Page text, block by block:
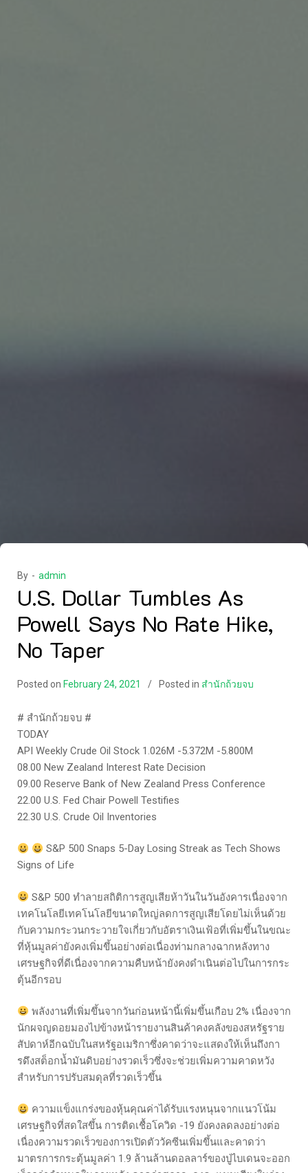
By - admin
U.S. Dollar Tumbles As
Powell Says No Rate Hike,
No Taper
Posted on February 24, 2021 Posted in สำนักถ้วยจบ
# สำนักถ้วยจบ #
TODAY
API Weekly Crude Oil Stock 1.026M -5.372M -5.800M
08.00 New Zealand Interest Rate Decision
09.00 Reserve Bank of New Zealand Press Conference
22.00 U.S. Fed Chair Powell Testifies
22.30 U.S. Crude Oil Inventories
S&P 500 Snaps 5-Day Losing Streak as Tech Shows
Signs of Life
S&P 500 ทำลายสถิติการสูญเสียห้าวันในวันอังคารเนื่องจาก
เทคโนโลยีเทคโนโลยีขนาดใหญ่ลดการสูญเสียโดยไม่เห็นด้วย
กับความกระวนกระวายใจเกี่ยวกับอัตราเงินเฟ้อที่เพิ่มขึ้นในขณะ
ที่หุ้นมูลค่ายังคงเพิ่มขึ้นอย่างต่อเนื่องท่ามกลางฉากหลังทาง
เศรษฐกิจที่ดีเนื่องจากความคืบหน้ายังคงดำเนินต่อไปในการกระ
ตุ้นอีกรอบ
พลังงานที่เพิ่มขึ้นจากวันก่อนหน้านี้เพิ่มขึ้นเกือบ 2% เนื่องจาก
นักผจญดอยมองไปข้างหน้ารายงานสินค้าคงคลังของสหรัฐราย
สัปดาห์อีกฉบับในสหรัฐอเมริกาซึ่งคาดว่าจะแสดงให้เห็นถึงกา
รดึงสต็อกน้ำมันดิบอย่างรวดเร็วซึ่งจะช่วยเพิ่มความคาดหวัง
สำหรับการปรับสมดุลที่รวดเร็วขึ้น
ความแข็งแกร่งของหุ้นคุณค่าได้รับแรงหนุนจากแนวโน้ม
เศรษฐกิจที่สดใสขึ้น การติดเชื้อโควิด -19 ยังคงลดลงอย่างต่อ
เนื่องความรวดเร็วของการเปิดตัววัคซีนเพิ่มขึ้นและคาดว่า
มาตรการกระตุ้นมูลค่า 1.9 ล้านล้านดอลลาร์ของปู่ไบเดนจะออก